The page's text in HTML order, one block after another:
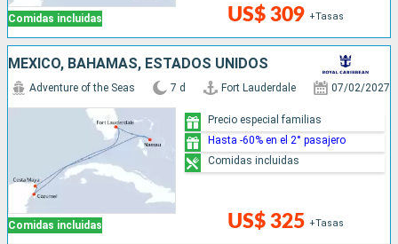
Comidas incluidas US$ 309 +Tasas
MÉXICO, BAHAMAS, ESTADOS UNIDOS
Comidas incluidas
Adventure of the Seas 7 d Fort Lauderdale 07/02/2027
US$ 325 +Tasas
Precio especial familias
Hasta -60% en el 2° pasajero
Comidas incluidas